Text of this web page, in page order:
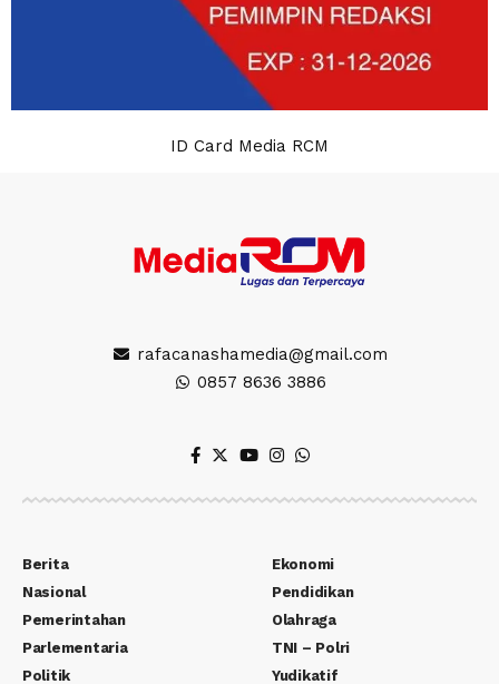
ID Card Media RCM
rafacanashamedia@gmail.com
0857 8636 3886
Berita
Nasional
Pemerintahan
Parlementaria
Politik
Ekonomi
Pendidikan
Olahraga
TNI – Polri
Yudikatif